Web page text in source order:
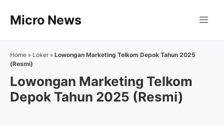
Micro News
Home » Loker » Lowongan Marketing Telkom Depok Tahun 2025
(Resmi)
Lowongan Marketing Telkom
Depok Tahun 2025 (Resmi)